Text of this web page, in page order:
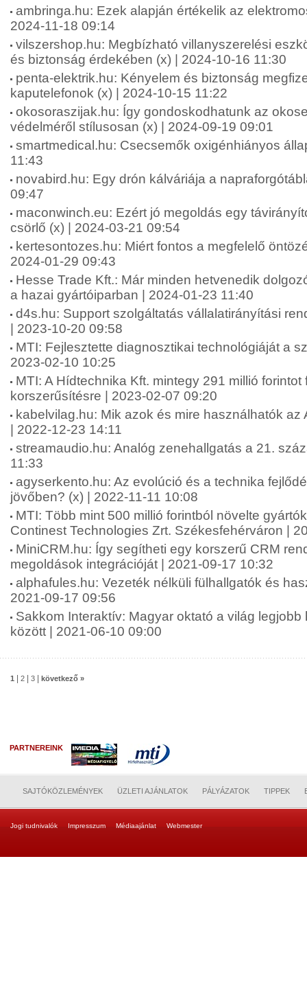
ambringa.hu: Ezek alapján értékelik az
2024-11-18 09:14
vilszershop.hu: Megbízható villanyszerelési
és biztonság érdekében (x) | 2024-10-16 11:30
penta-elektrik.hu: Kényelem és biztonság
kaputelefonok (x) | 2024-10-15 11:22
okosoraszijak.hu: Így gondoskodhatunk az
védelméről stílusosan (x) | 2024-09-19 09:01
smartmedical.hu: Csecsemők oxigénhiányos
11:43
novabird.hu: Egy drón kálváriája a
09:47
maconwinch.eu: Ezért jó megoldás egy
csörlő (x) | 2024-03-21 09:54
kertesontozes.hu: Miért fontos a megfelelő
2024-01-29 09:43
Hesse Trade Kft.: Már minden hetvenedik
a hazai gyártóiparban | 2024-01-23 11:40
d4s.hu: Support szolgáltatás vállalatirányítási
| 2023-10-20 09:58
MTI: Fejlesztette diagnosztikai technológiáját a
2023-02-10 10:25
MTI: A Hídtechnika Kft. mintegy 291 millió
korszerűsítésre | 2023-02-07 09:20
kabelvilag.hu: Mik azok és mire használhatók az
| 2022-12-23 14:11
streamaudio.hu: Analóg zenehallgatás a 21.
11:33
agyserkento.hu: Az evolúció és a technika
jövőben? (x) | 2022-11-11 10:08
MTI: Több mint 500 millió forintból növelte
Continest Technologies Zrt. Székesfehérváron |
MiniCRM.hu: Így segítheti egy korszerű CRM
megoldások integrációját | 2021-09-17 10:32
alphafules.hu: Vezeték nélküli fülhallgatók és
2021-09-17 09:56
Sakkom Interaktív: Magyar oktató a világ
között | 2021-06-10 09:00
1 2 3 következő »
PARTNEREINK
SAJTÓKÖZLEMÉNYEK ÜZLETI AJÁNLATOK PÁLYÁZATOK TIPPEK
Jogi tudnivalók Impresszum Médiaajánlat Webmester